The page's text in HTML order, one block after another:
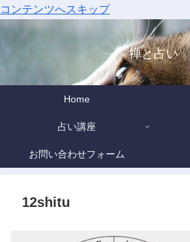
コンテンツへスキップ
禅と占い
Home
占い講座
お問い合わせフォーム
12shitu